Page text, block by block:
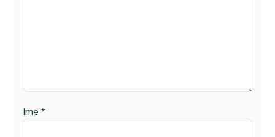
Ime *